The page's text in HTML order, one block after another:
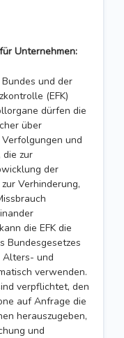
Unternehmen:
und der
(EFK)
dürfen die
über
und
die zur
der
Verhinderung,
die EFK die
Bundesgesetzes
Alters- und
verwenden.
verpflichtet, den
auf Anfrage die
herauszugeben,
und